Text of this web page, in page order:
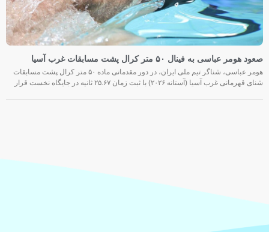
صعود هومر عباسی به فینال ۵۰ متر کرال پشت مسابقات غرب آسیا
هومر عباسی، شناگر تیم ملی ایران، در دور مقدماتی ماده ۵۰ متر کرال پشت مسابقات
شنای قهرمانی غرب آسیا (آستانه ۲۰۲۶) با ثبت زمان ۲۵.۶۷ ثانیه در جایگاه نخست قرار